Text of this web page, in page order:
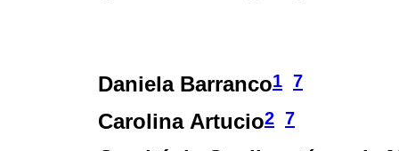
Daniela Barranco1 7
Carolina Artucio2 7